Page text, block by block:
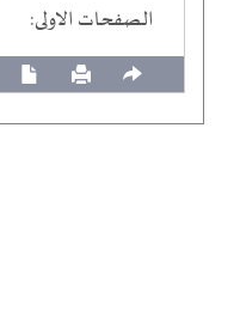
الصفحات الاولى: